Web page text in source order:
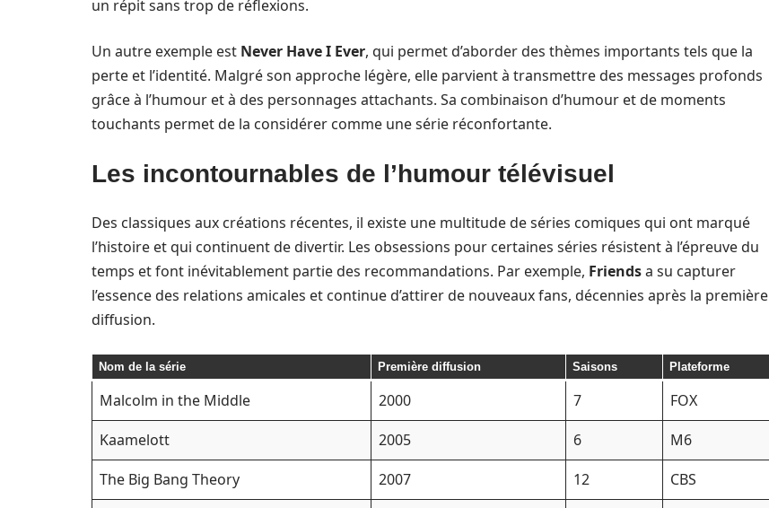
un répit sans trop de réflexions.
Un autre exemple est Never Have I Ever, qui permet d’aborder des thèmes importants tels que la
perte et l’identité. Malgré son approche légère, elle parvient à transmettre des messages profonds
grâce à l’humour et à des personnages attachants. Sa combinaison d’humour et de moments
touchants permet de la considérer comme une série réconfortante.
Les incontournables de l’humour télévisuel
Des classiques aux créations récentes, il existe une multitude de séries comiques qui ont marqué
l’histoire et qui continuent de divertir. Les obsessions pour certaines séries résistent à l’épreuve du
temps et font inévitablement partie des recommandations. Par exemple, Friendsa su capturer
l’essence des relations amicales et continue d’attirer de nouveaux fans, décennies après la première
diffusion.
Nom de la série Première diffusion Saisons Plateforme
Malcolm in the Middle 2000 7
FOX
Kaamelott
2005 6
M6
The Big Bang Theory
2007 12
CBS